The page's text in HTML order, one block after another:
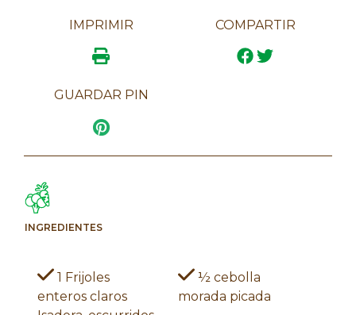
IMPRIMIR COMPARTIR
GUARDAR PIN
INGREDIENTES
1 Frijoles
enteros claros
½ cebolla
morada picada